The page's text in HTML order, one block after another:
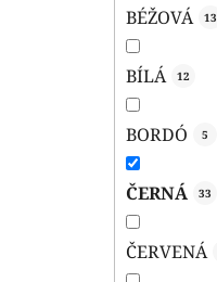
BÉŽOVÁ 13
BÍLÁ 12
BORDÓ 5
ČERNÁ 33
ČERVENÁ